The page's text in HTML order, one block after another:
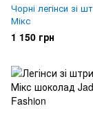
Чорні легінси зі
Мікс
1 150 грн